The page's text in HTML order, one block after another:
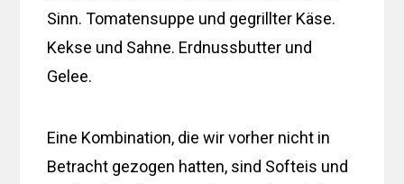
Sinn. Tomatensuppe und gegrillter Käse.
Kekse und Sahne. Erdnussbutter und
Gelee.
Eine Kombination, die wir vorher nicht in
Betracht gezogen hatten, sind Softeis und